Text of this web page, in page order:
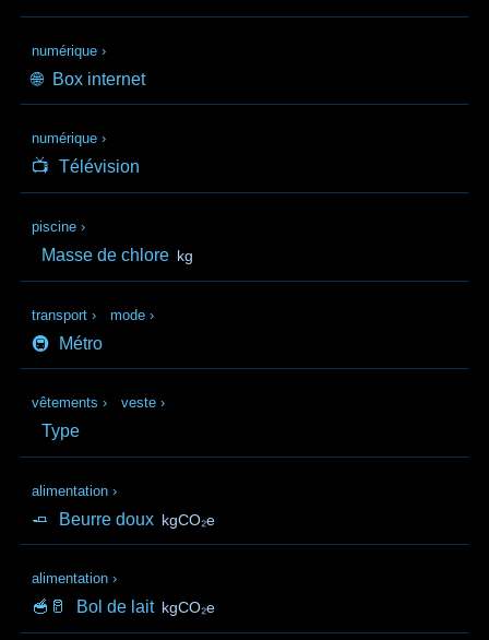
numérique ›
🌐 Box internet
numérique ›
📺 Télévision
piscine ›
Masse de chlore kg
transport › mode ›
🚇 Métro
vêtements › veste ›
Type
alimentation ›
🧈 Beurre doux kgCO₂e
alimentation ›
🥣🥛 Bol de lait kgCO₂e